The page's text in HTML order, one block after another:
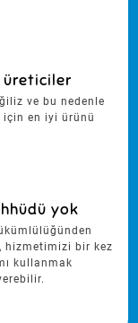
üreticiler
ve bu nedenle
en iyi ürünü
yok
hizmetimizi bir kez
kullanmak